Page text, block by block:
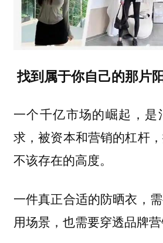
找到属于你自己的那片
一个千亿市场的崛起，是
求，被资本和营销的杠杆
不该存在的高度。
一件真正合适的防晒衣，
用场景，也需要穿透品牌营